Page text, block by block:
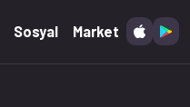
Sosyal Market